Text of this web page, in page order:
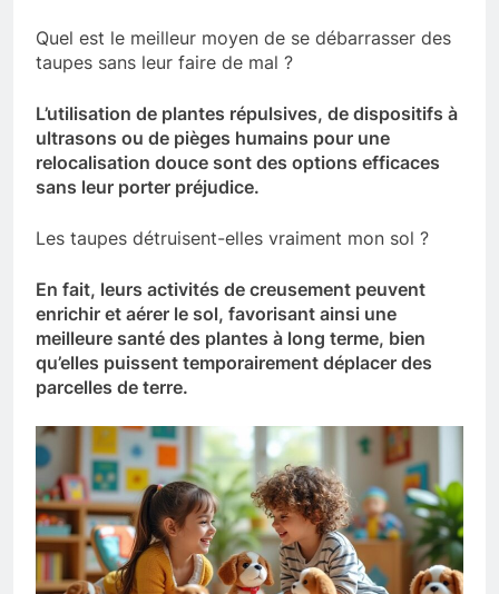
Quel est le meilleur moyen de se débarrasser des
taupes sans leur faire de mal ?
L’utilisation de plantes répulsives, de dispositifs à
ultrasons ou de pièges humains pour une
relocalisation douce sont des options efficaces
sans leur porter préjudice.
Les taupes détruisent-elles vraiment mon sol ?
En fait, leurs activités de creusement peuvent
enrichir et aérer le sol, favorisant ainsi une
meilleure santé des plantes à long terme, bien
qu’elles puissent temporairement déplacer des
parcelles de terre.